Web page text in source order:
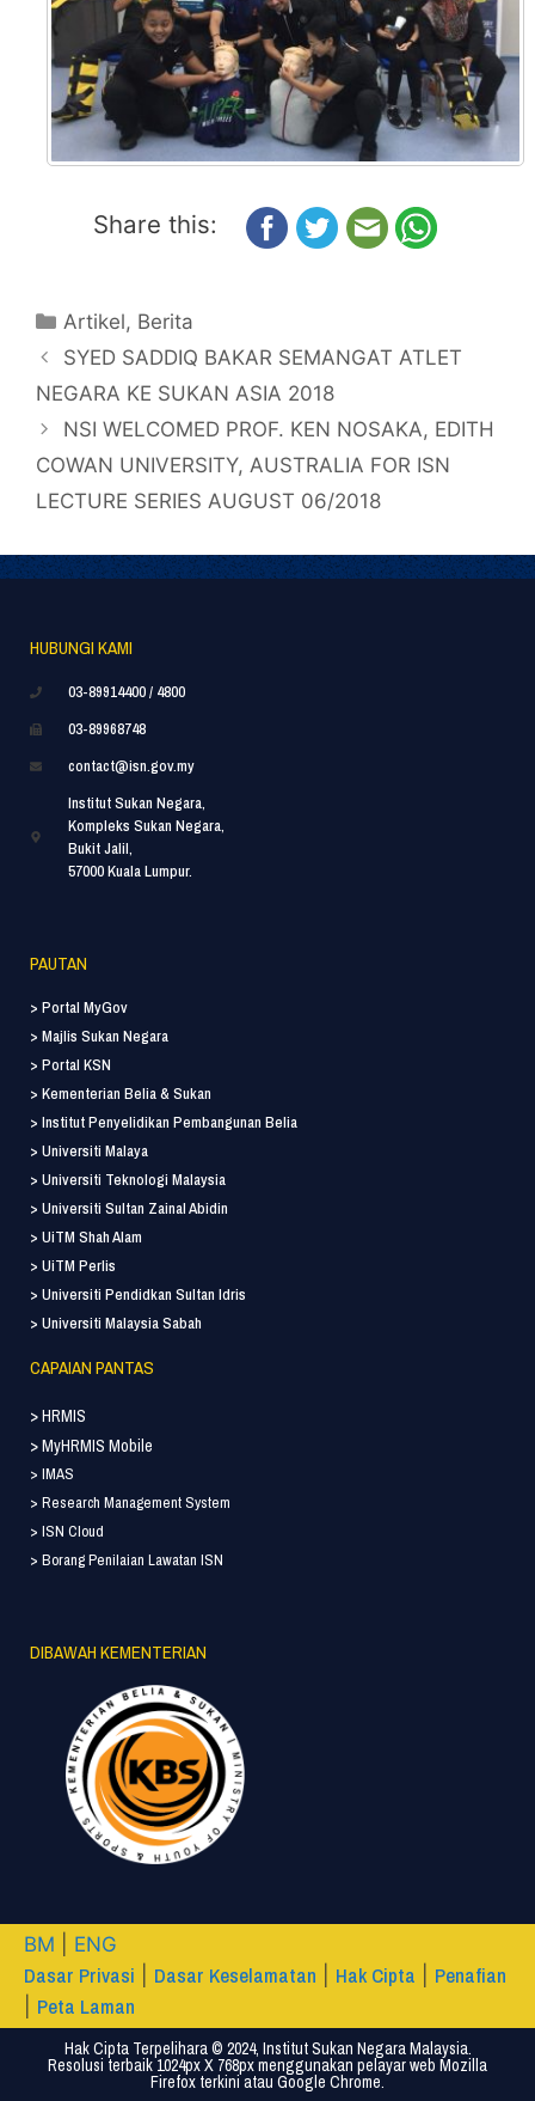
Share this:
Artikel, Berita
SYED SADDIQ BAKAR SEMANGAT ATLET
NEGARA KE SUKAN ASIA 2018
NSI WELCOMED PROF. KEN NOSAKA, EDITH
COWAN UNIVERSITY, AUSTRALIA FOR ISN
LECTURE SERIES AUGUST 06/2018
HUBUNGI KAMI
03-89914400 / 4800
03-89968748
contact@isn.gov.my
Institut Sukan Negara,
Kompleks Sukan Negara,
Bukit Jalil,
57000 Kuala Lumpur.
PAUTAN
> Portal MyGov
> Majlis Sukan Negara
> Portal KSN
> Kementerian Belia & Sukan
> Institut Penyelidikan Pembangunan Belia
> Universiti Malaya
> Universiti Teknologi Malaysia
> Universiti Sultan Zainal Abidin
> UiTM Shah Alam
> UiTM Perlis
> Universiti Pendidkan Sultan Idris
> Universiti Malaysia Sabah
CAPAIAN PANTAS
> HRMIS
> MyHRMIS Mobile
> IMAS
> Research Management System
> ISN Cloud
> Borang Penilaian Lawatan ISN
DIBAWAH KEMENTERIAN
BM ENG
Dasar Privasi Dasar Keselamatan Hak Cipta Penafian
Peta Laman
Hak Cipta Terpelihara © 2024, Institut Sukan Negara Malaysia.
Resolusi terbaik 1024px X 768px menggunakan pelayar web Mozilla
Firefox terkini atau Google Chrome.